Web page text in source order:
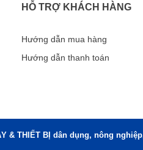
HỖ TRỢ KHÁCH HÀNG
Hướng dẫn mua hàng
Hướng dẫn thanh toán
& THIẾT BỊ dân dụng, nông